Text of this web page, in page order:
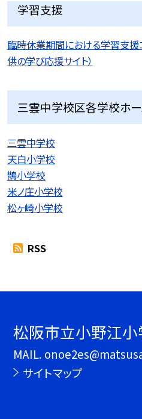
学習支援
臨時休業期間における学習支援
供の学び応援サイト）
三雲中学校区各学校ホ
三雲中学校
天白小学校
鵲小学校
米ノ庄小学校
松ヶ崎小学校
RSS
松阪市立小野江小
MAIL.
サイトマップ